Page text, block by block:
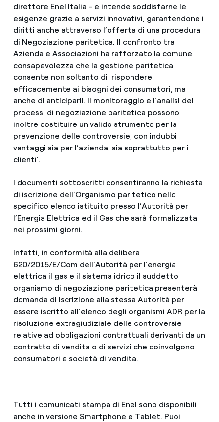
direttore Enel Italia - e intende soddisfarne le
esigenze grazie a servizi innovativi, garantendone i
diritti anche attraverso l’offerta di una procedura
di Negoziazione paritetica. Il confronto tra
Azienda e Associazioni ha rafforzato la comune
consapevolezza che la gestione paritetica
consente non soltanto di rispondere
efficacemente ai bisogni dei consumatori, ma
anche di anticiparli. Il monitoraggio e l’analisi dei
processi di negoziazione paritetica possono
inoltre costituire un valido strumento per la
prevenzione delle controversie, con indubbi
vantaggi sia per l’azienda, sia soprattutto per i
clienti’.
I documenti sottoscritti consentiranno la richiesta
di iscrizione dell’Organismo paritetico nello
specifico elenco istituito presso l’Autorità per
l’Energia Elettrica ed il Gas che sarà formalizzata
nei prossimi giorni.
Infatti, in conformità alla delibera
620/2015/E/Com dell'Autorità per l'energia
elettrica il gas e il sistema idrico il suddetto
organismo di negoziazione paritetica presenterà
domanda di iscrizione alla stessa Autorità per
essere iscritto all'elenco degli organismi ADR per la
risoluzione extragiudiziale delle controversie
relative ad obbligazioni contrattuali derivanti da un
contratto di vendita o di servizi che coinvolgono
consumatori e società di vendita.
Tutti i comunicati stampa di Enel sono disponibili
anche in versione Smartphone e Tablet. Puoi